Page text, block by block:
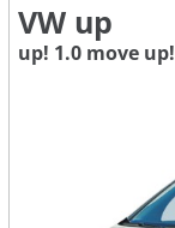
VW up
up! 1.0 move up!